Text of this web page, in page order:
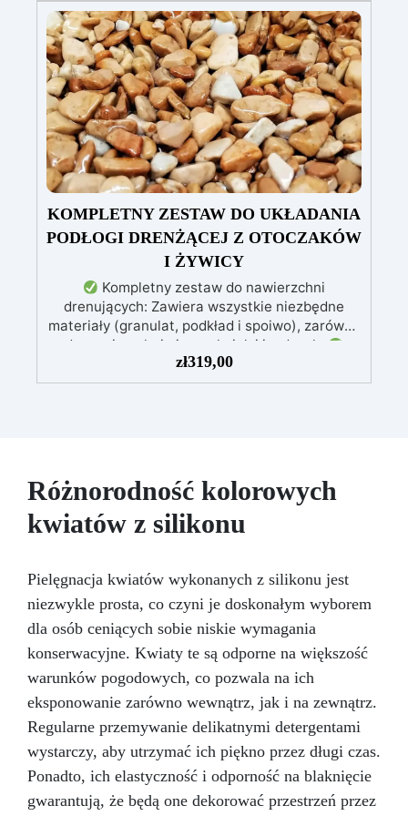
usuwa defekty pozostawione przez środki
ścierne o ziarnistości P1500 lub mniejszej i
pozostawia wspaniałe wykończenie
pozbawione niedoskonałości nawet na
ciemniejszych żelkotach, które mogą sprawiać
więcej trudności.
KOMPLETNY ZESTAW DO UKŁADANIA
PODŁOGI DRENŻĄCEJ Z OTOCZAKÓW
I ŻYWICY
Kompletny zestaw do nawierzchni
drenujących: Zawiera wszystkie niezbędne
materiały (granulat, podkład i spoiwo), zarówno
do powierzchni pieszych, jak i jezdnych.
Łatwy w aplikacji: Szczegółowe instrukcje
zapewniają doskonałe rezultaty, nawet bez
naprawczych, w zaledwie 24 godziny.
Wszechstronny i personalizowany: Nadaje się
do betonu, cementu, starych nawierzchni i
ziemi utwardzonej (po wcześniejszej
czasu: Nowoczesne żywice gwarantują
odporność na ścieranie i stabilność koloru
przez wiele lat.
zł319,00
Różnorodność kolorowych
kwiatów z silikonu
Pielęgnacja kwiatów wykonanych z silikonu jest
niezwykle prosta, co czyni je doskonałym wyborem
dla osób ceniących sobie niskie wymagania
konserwacyjne. Kwiaty te są odporne na większość
warunków pogodowych, co pozwala na ich
eksponowanie zarówno wewnątrz, jak i na zewnątrz.
Regularne przemywanie delikatnymi detergentami
wystarczy, aby utrzymać ich piękno przez długi czas.
Ponadto, ich elastyczność i odporność na blaknięcie
gwarantują, że będą one dekorować przestrzeń przez